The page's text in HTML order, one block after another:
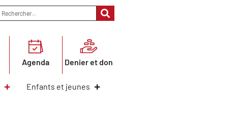
Agenda Denier et don
Enfants et jeunes